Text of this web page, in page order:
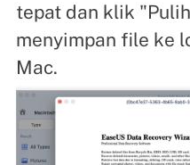
tepat dan klik
menyimpan file ke
Mac.